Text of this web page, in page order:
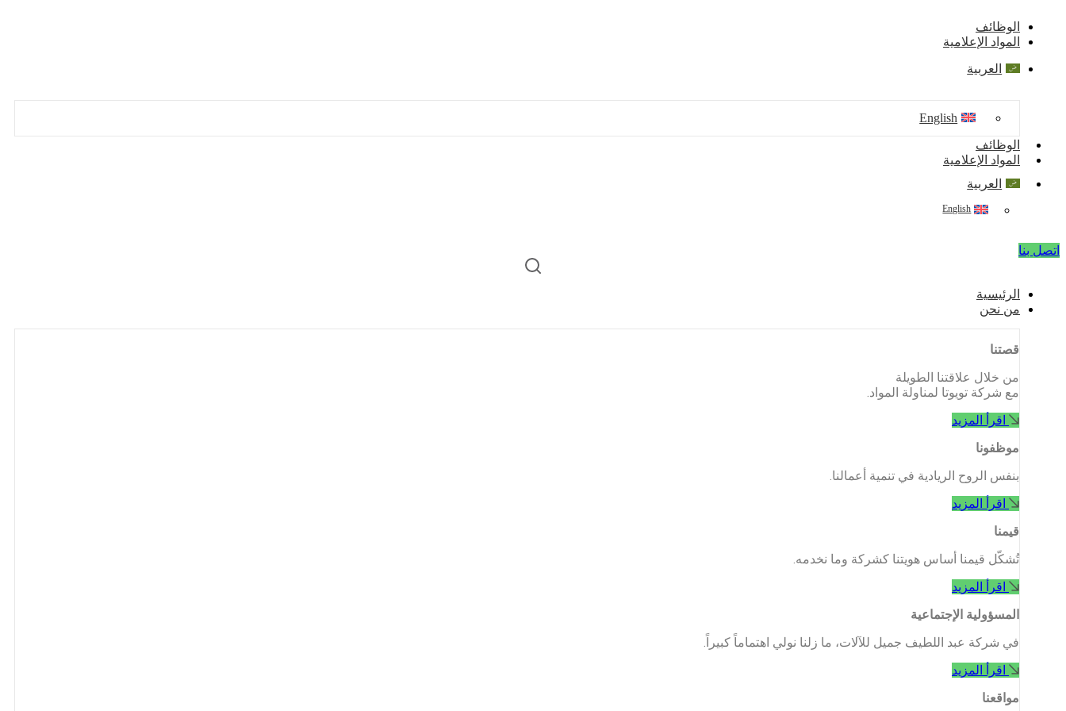
content
الوظائف
المواد الإعلامية
العربية
English
الوظائف
المواد الإعلامية
العربية
English
اتصل بنا
الرئيسية
من نحن
قصتنا
من خلال علاقتنا الطويلة
مع شركة تويوتا لمناولة المواد.
اقرأ المزيد
موظفونا
بنفس الروح الريادية في تنمية أعمالنا.
اقرأ المزيد
قيمنا
تُشكّل قيمنا أساس هويتنا كشركة وما نخدمه.
اقرأ المزيد
المسؤولية الإجتماعية
في شركة عبد اللطيف جميل للآلات، ما زلنا نولي اهتماماً كبيراً.
اقرأ المزيد
مواقعنا